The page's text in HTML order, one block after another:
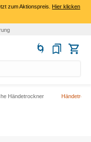
zum Aktionspreis.Hier klicken
Händetrockner